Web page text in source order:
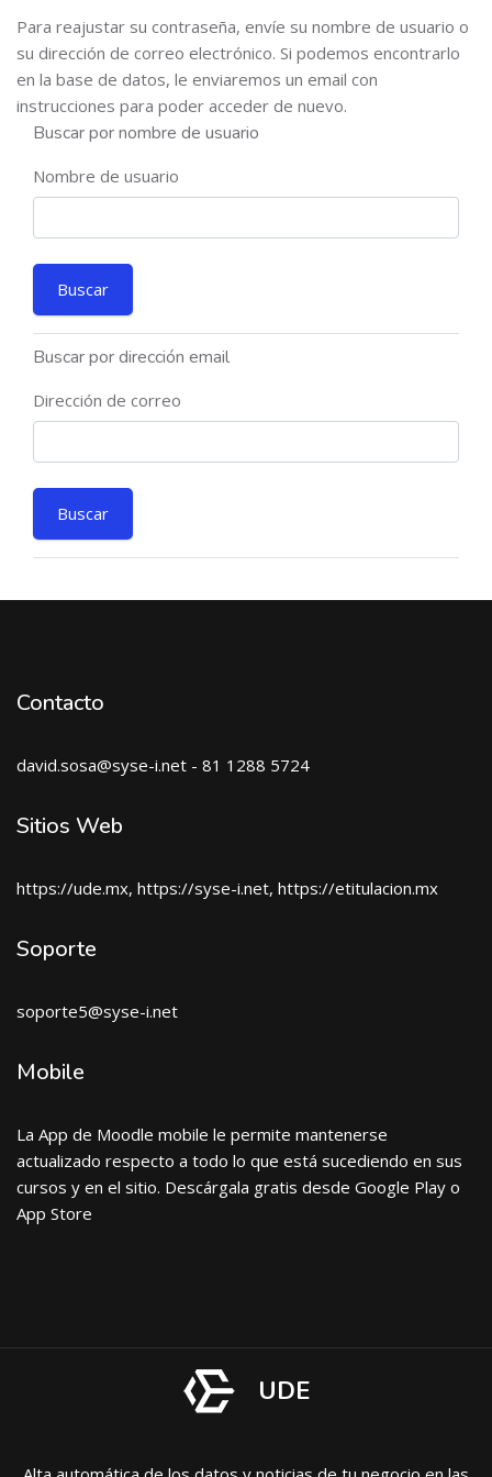
Para reajustar su contraseña, envíe su nombre de usuario o
su dirección de correo electrónico. Si podemos encontrarlo
en la base de datos, le enviaremos un email con
instrucciones para poder acceder de nuevo.
Buscar por nombre de usuario
Nombre de usuario
Buscar por dirección email
Dirección de correo
Contacto
david.sosa@syse-i.net - 81 1288 5724
Sitios Web
https://ude.mx, https://syse-i.net, https://etitulacion.mx
Soporte
soporte5@syse-i.net
Mobile
La App de Moodle mobile le permite mantenerse
actualizado respecto a todo lo que está sucediendo en sus
cursos y en el sitio. Descárgala gratis desde Google Play o
App Store
UDE